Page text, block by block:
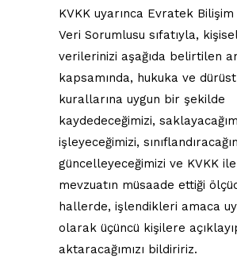
​​KVKK uyarınca Evratek
Veri Sorumlusu sıfatıyla, kişisel
verilerinizi aşağıda belirtilen
kapsamında, hukuka ve
kurallarına uygun bir şekilde
kaydedeceğimizi,
işleyeceğimizi,
güncelleyeceğimizi ve KVKK
mevzuatın müsaade ettiği
hallerde, işlendikleri amaca
olarak üçüncü kişilere
aktaracağımızı bildiririz.